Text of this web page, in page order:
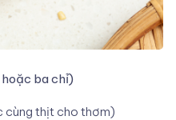
hoặc ba chỉ)
cùng thịt cho thơm)